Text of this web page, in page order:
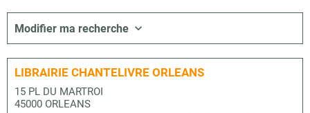
Modifier ma recherche
LIBRAIRIE CHANTELIVRE ORLEANS
15 PL DU MARTROI
45000 ORLEANS